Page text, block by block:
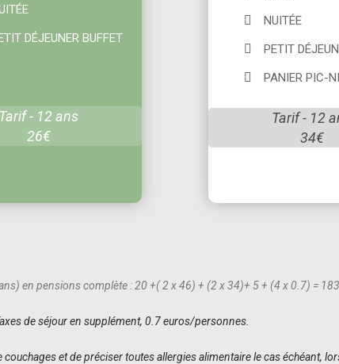
DÉJEUNER BUFFET
Tarif - 12 ans
26€
NUITÉE
PETIT
PANIER PIC-
Tarif - 12
34€
en pensions complète : 20 +( 2 x 46) + (2 x 34)+ 5 + (4 x 0.7) =
de séjour en supplément, 0.7 euros/personnes.
et de préciser toutes allergies alimentaire le cas échéant,